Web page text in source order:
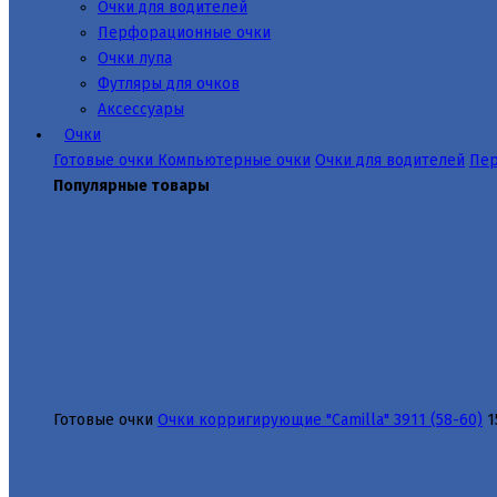
Очки для водителей
Перфорационные очки
Очки лупа
Футляры для очков
Аксессуары
Очки
Готовые очки Компьютерные очки Очки для водителей
Популярные товары
Готовые очки Очки корригирующие "Camilla" 3911 (58-60)